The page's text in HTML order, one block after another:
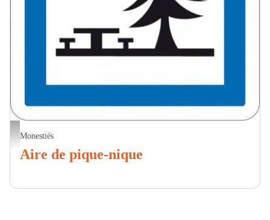
Aire de pique nique Logo
Monestiés
Aire de pique-nique